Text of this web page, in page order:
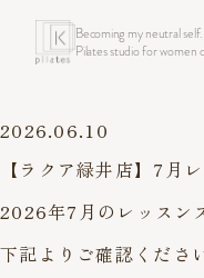
Becoming my neutral self.
Pilates studio for women
2026.06.10
【ラクア緑井店】7月
2026年7月のレッスン
下記よりご確認ください